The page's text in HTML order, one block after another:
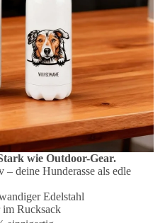
wie Outdoor-Gear.
deine Hunderasse als edle
Edelstahl
im Rucksack